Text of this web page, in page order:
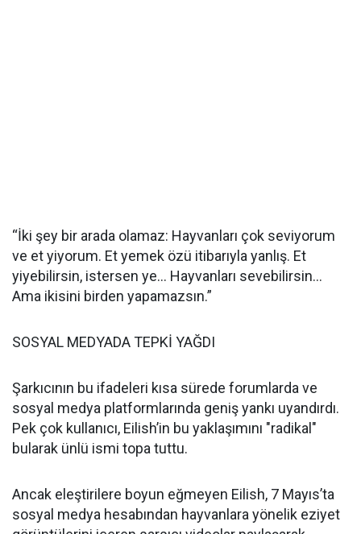
“İki şey bir arada olamaz: Hayvanları çok seviyorum
ve et yiyorum. Et yemek özü itibarıyla yanlış. Et
yiyebilirsin, istersen ye… Hayvanları sevebilirsin…
Ama ikisini birden yapamazsın.”
SOSYAL MEDYADA TEPKİ YAĞDI
Şarkıcının bu ifadeleri kısa sürede forumlarda ve
sosyal medya platformlarında geniş yankı uyandırdı.
Pek çok kullanıcı, Eilish’in bu yaklaşımını "radikal"
bularak ünlü ismi topa tuttu.
Ancak eleştirilere boyun eğmeyen Eilish, 7 Mayıs’ta
sosyal medya hesabından hayvanlara yönelik eziyet